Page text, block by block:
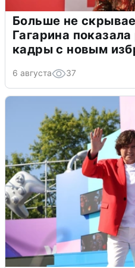
Больше не
Гагарина
кадры с новым
6 августа 37